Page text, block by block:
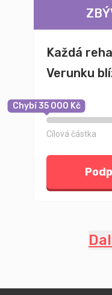
Každá
Verunku
Chybí 35 000 Kč
Cílová částka